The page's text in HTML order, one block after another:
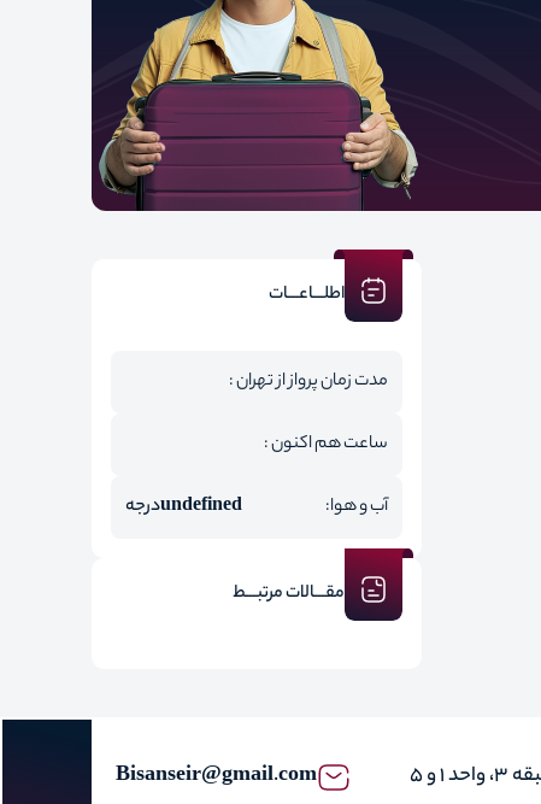
اطلـــاعـــات
مدت زمان پرواز از تهران :
ساعت هم اکنون :
آب و هوا: undefinedدرجه
مقـــالات مرتبـــط
Bisanseir@gmail.com